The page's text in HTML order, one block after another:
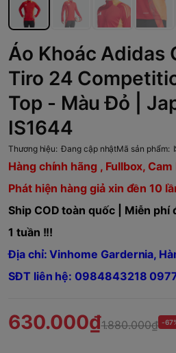
Áo Khoác Adidas
Tiro 24
Top - Màu Đỏ |
IS1644
Thương hiệu: Đang cập nhậtMã sản phẩm:
Hàng chính hãng , Fullbox,
Phát hiện hàng giả xin đền 10
Ship COD toàn quốc | Miễn phí
1 tuần !!!
Địa chỉ: Vinhome Gardernia,
SĐT liên hệ: 0984843218
630.000₫1.880.000₫ -